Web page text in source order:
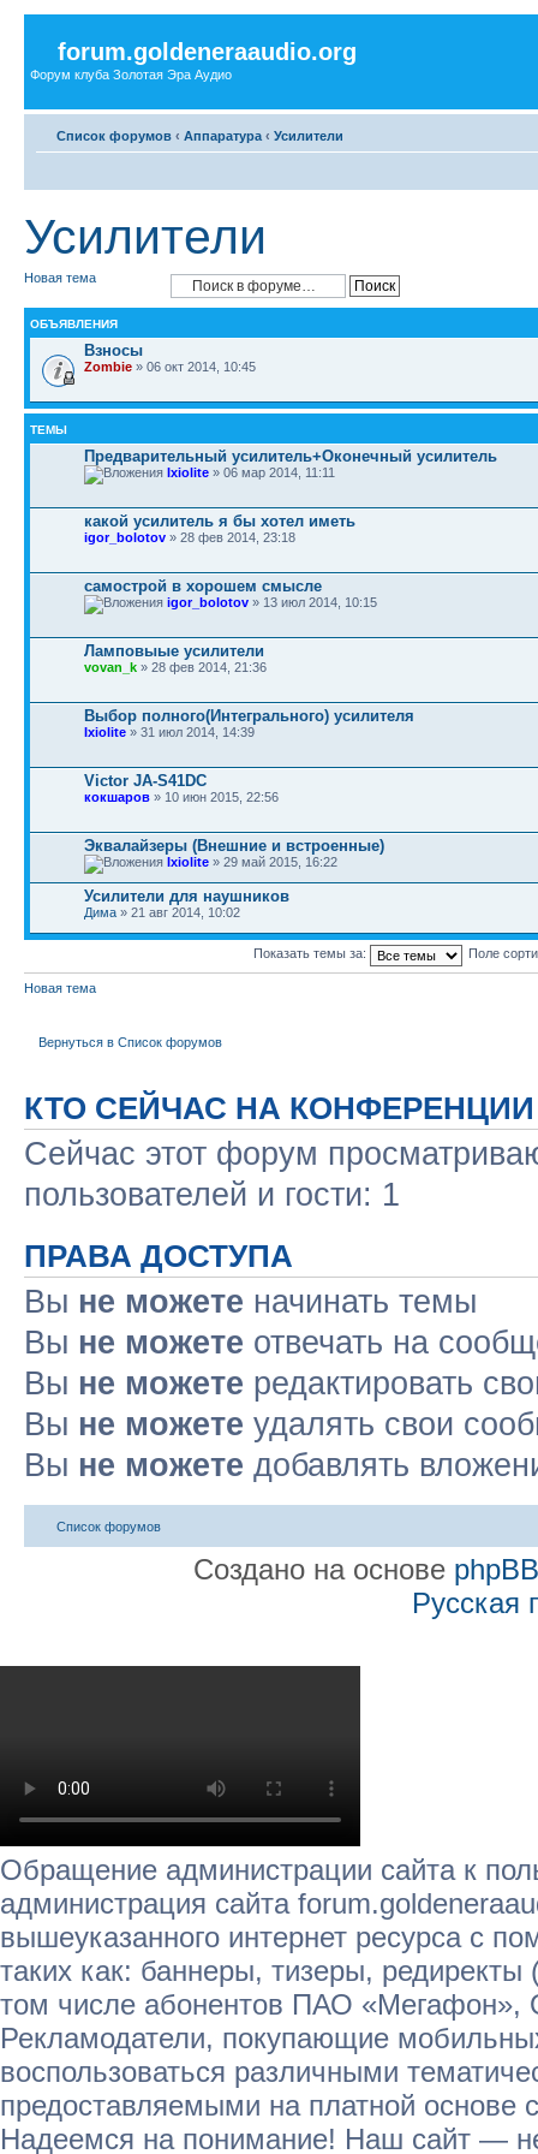
forum.goldeneraaudio.org
Форум клуба Золотая Эра Аудио
Список форумов ‹ Аппаратура ‹ Усилители
Усилители
Новая тема
ОБЪЯВЛЕНИЯ
Взносы
Zombie » 06 окт 2014, 10:45
ТЕМЫ
Предварительный усилитель+Оконечный усилитель
Ixiolite » 06 мар 2014, 11:11
какой усилитель я бы хотел иметь
igor_bolotov » 28 фев 2014, 23:18
самострой в хорошем смысле
igor_bolotov » 13 июл 2014, 10:15
Ламповыые усилители
vovan_k » 28 фев 2014, 21:36
Выбор полного(Интегрального) усилителя
Ixiolite » 31 июл 2014, 14:39
Victor JA-S41DC
кокшаров » 10 июн 2015, 22:56
Эквалайзеры (Внешние и встроенные)
Ixiolite » 29 май 2015, 16:22
Усилители для наушников
Дима » 21 авг 2014, 10:02
Показать темы за: Поле
Новая тема
Вернуться в Список форумов
КТО СЕЙЧАС НА КОНФЕРЕНЦИИ
Сейчас этот форум
пользователей и гости: 1
ПРАВА ДОСТУПА
Вы не можете начинать темы
Вы не можете отвечать на
Вы не можете редактировать
Вы не можете удалять свои
Вы не можете добавлять
Список форумов
Создано на основе phpBB
Русская
Обращение администрации сайта к
администрация сайта
вышеуказанного интернет ресурса с
таких как: баннеры, тизеры,
том числе абонентов ПАО
Рекламодатели, покупающие
воспользоваться различными
предоставляемыми на платной основе
Надеемся на понимание! Наш сайт —